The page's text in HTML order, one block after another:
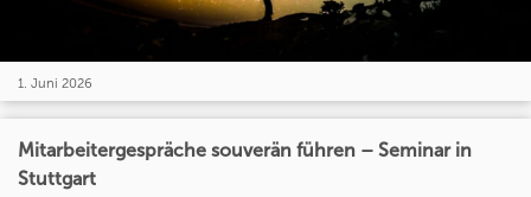
1. Juni 2026
Mitarbeitergespräche souverän führen – Seminar in
Stuttgart